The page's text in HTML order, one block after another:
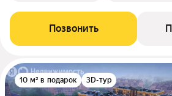
Позвонить
10 м² в подарок 3D-тур